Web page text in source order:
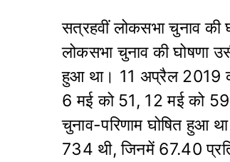
सत्रहवीं लोकसभा चुनाव की
लोकसभा चुनाव की घोषणा
हुआ था। 11 अप्रैल 2019
6 मई को 51, 12 मई को
चुनाव-परिणाम घोषित हुआ
734 थी, जिनमें 67.40